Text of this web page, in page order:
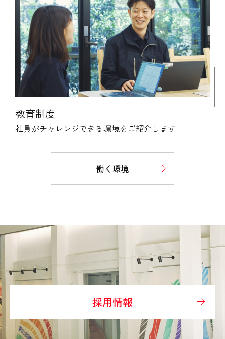
教育制度
社員がチャレンジできる環境をご紹介します
働く環境
採用情報